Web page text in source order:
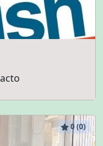
0 (0)